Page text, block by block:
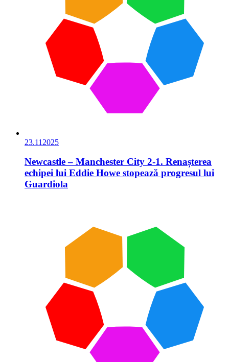
23.11 2025
Newcastle – Manchester City 2-1. Renașterea
echipei lui Eddie Howe stopează progresul lui
Guardiola